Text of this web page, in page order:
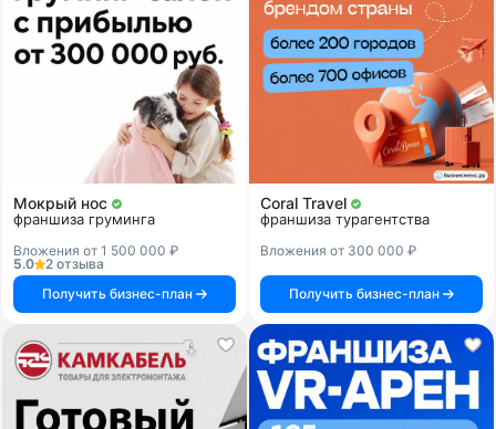
Мокрый нос
франшиза груминга
Вложения от 1 500 000 ₽
5.0
2 отзыва
Получить бизнес-план
Coral Travel
франшиза турагентства
Вложения от 300 000 ₽
Получить бизнес-план